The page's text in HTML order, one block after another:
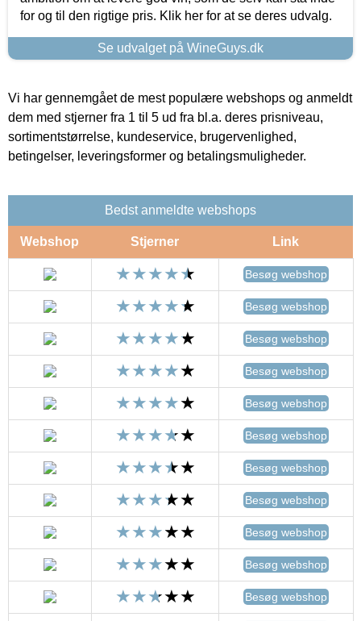
for og til den rigtige pris. Klik her for at se deres udvalg.
Se udvalget på WineGuys.dk
Vi har gennemgået de mest populære webshops og anmeldt
dem med stjerner fra 1 til 5 ud fra bl.a. deres prisniveau,
sortimentstørrelse, kundeservice, brugervenlighed,
betingelser, leveringsformer og betalingsmuligheder.
Bedst anmeldte webshops
Webshop Stjerner Link
Besøg webshop
Besøg webshop
Besøg webshop
Besøg webshop
Besøg webshop
Besøg webshop
Besøg webshop
Besøg webshop
Besøg webshop
Besøg webshop
Besøg webshop